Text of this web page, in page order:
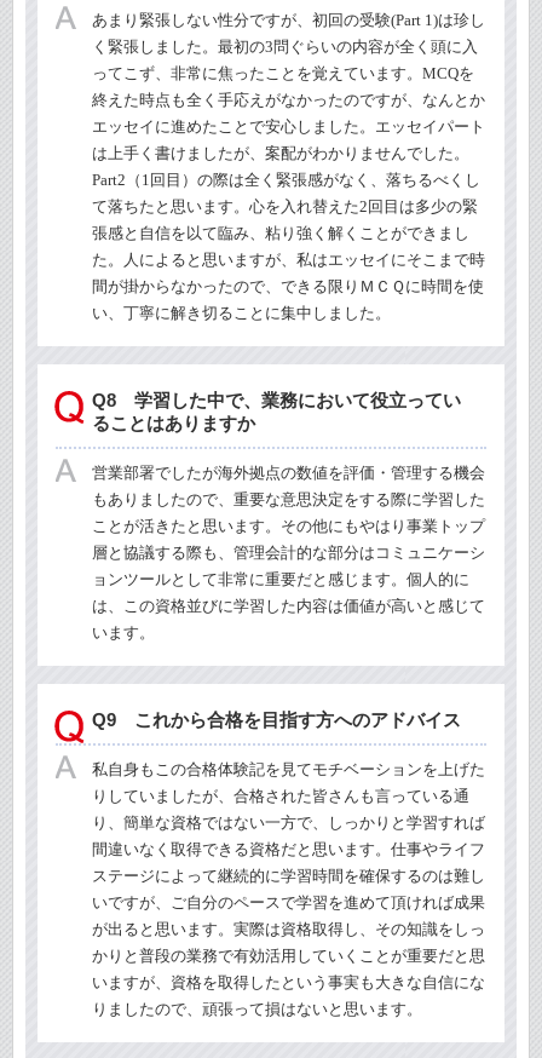
あまり緊張しない性分ですが、初回の受験(Part 1)は珍し
く緊張しました。最初の3問ぐらいの内容が全く頭に入
ってこず、非常に焦ったことを覚えています。 MCQを
終えた時点も全く手応えがなかったのですが、なんとか
エッセイに進めたことで安心しました。エッセイパート
は上手く書けましたが、案配がわかりませんでした。
Part2 （ 1 回目）の際は全く緊張感がなく、落ちるべくし
て落ちたと思います。心を入れ替えた2 回目は多少の緊
張感と自信を以て臨み、粘り強く解くことができまし
た。人によると思いますが、私はエッセイにそこまで時
間が掛からなかったので、できる限りＭＣＱに時間を使
い、丁寧に解き切ることに集中しました。
Q8 学習した中で、業務において役立ってい
ることはありますか
営業部署でしたが海外拠点の数値を評価・管理する機会
もありましたので、重要な意思決定をする際に学習した
ことが活きたと思います。その他にもやはり事業トップ
層と協議する際も、管理会計的な部分はコミュニケーシ
ョンツールとして非常に重要だと感じます。個人的に
は、この資格並びに学習した内容は価値が高いと感じて
います。
Q9 これから合格を目指す方へのアドバイス
私自身もこの合格体験記を見てモチベーションを上げた
りしていましたが、合格された皆さんも言っている通
り、簡単な資格ではない一方で、しっかりと学習すれば
間違いなく取得できる資格だと思います。仕事やライフ
ステージによって継続的に学習時間を確保するのは難し
いですが、ご自分のペースで学習を進めて頂ければ成果
が出ると思います。実際は資格取得し、その知識をしっ
かりと普段の業務で有効活用していくことが重要だと思
いますが、資格を取得したという事実も大きな自信にな
りましたので、頑張って損はないと思います。